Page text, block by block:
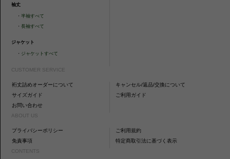
袖丈
・半袖すべて
・長袖すべて
ジャケット
・ ジャケットすべて
CUSTOMER SERVICE
裄丈詰めオーダーについて
キャンセル/返品/交換について
サイズガイド
ご利用ガイド
お問い合わせ
ABOUT US
プライバシーポリシー
ご利用規約
免責事項
特定商取引法に基づく表示
CONTENTS